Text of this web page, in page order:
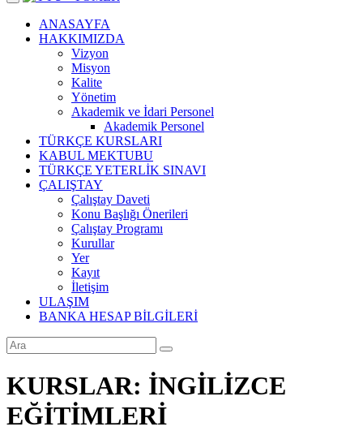
ANASAYFA
HAKKIMIZDA
Vizyon
Misyon
Kalite
Yönetim
Akademik ve İdari Personel
Akademik Personel
TÜRKÇE KURSLARI
KABUL MEKTUBU
TÜRKÇE YETERLİK SINAVI
ÇALIŞTAY
Çalıştay Daveti
Konu Başlığı Önerileri
Çalıştay Programı
Kurullar
Yer
Kayıt
İletişim
ULAŞIM
BANKA HESAP BİLGİLERİ
KURSLAR: İNGİLİZCE
EĞİTİMLERİ